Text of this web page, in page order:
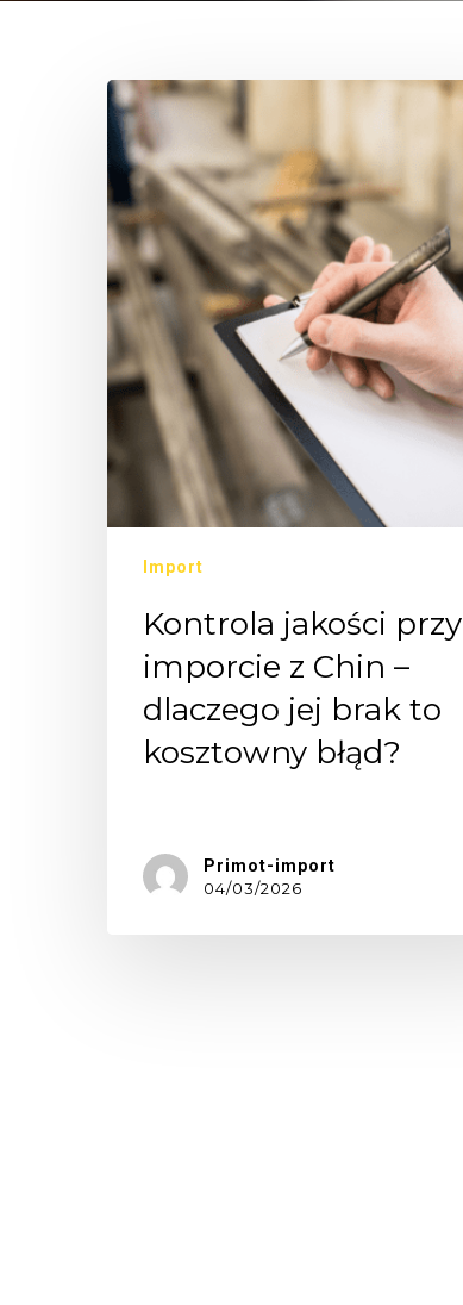
Import
Kontrola jakości przy
imporcie z Chin –
dlaczego jej brak to
kosztowny błąd?
Primot-import
04/03/2026